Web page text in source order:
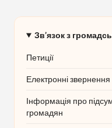
Зв’язок з
Петиції
Електронні звернення
Інформація про
громадян